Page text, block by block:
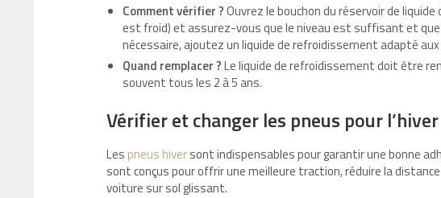
Comment vérifier ?Ouvrez le bouchon du réservoir de
est froid) et assurez-vous que le niveau est suffisant et
nécessaire, ajoutez un liquide de refroidissement adapté
Quand remplacer ?Le liquide de refroidissement doit être
souvent tous les 2 à 5 ans.
Vérifier et changer les pneus pour l’hiver
Les pneus hiversont indispensables pour garantir une bonne
sont conçus pour offrir une meilleure traction, réduire la
voiture sur sol glissant.